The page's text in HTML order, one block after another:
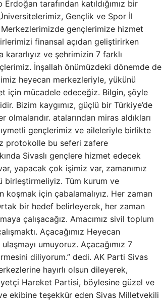
tarafından katıldığımız bir
Gençlik ve Spor İl
gençlerimize hizmet
finansal açıdan geliştirirken
ve şehrimizin 7 farklı
İnşallah önümüzdeki dönemde de
heyecan merkezleriyle, yükünü
için mücadele edeceğiz. Bilgin, şöyle
Bizim kaygımız, güçlü bir Türkiye’de
atalarından miras aldıkları
gençlerimiz ve aileleriyle birlikte
protokolle bu seferi zafere
Sivaslı gençlere hizmet edecek
yapacak çok işimiz var, zamanımız
birleştirmeliyiz. Tüm kurum ve
için çabalamalıyız. Her zaman
bir hedef belirleyerek, her zaman
çalışacağız. Amacımız sivil toplum
Açacağımız Heyecan
umuyoruz. Açacağımız 7
diliyorum.” dedi. AK Parti Sivas
hayırlı olsun dileyerek,
Hareket Partisi, böylesine güzel ve
ekibine teşekkür eden Sivas Milletvekili